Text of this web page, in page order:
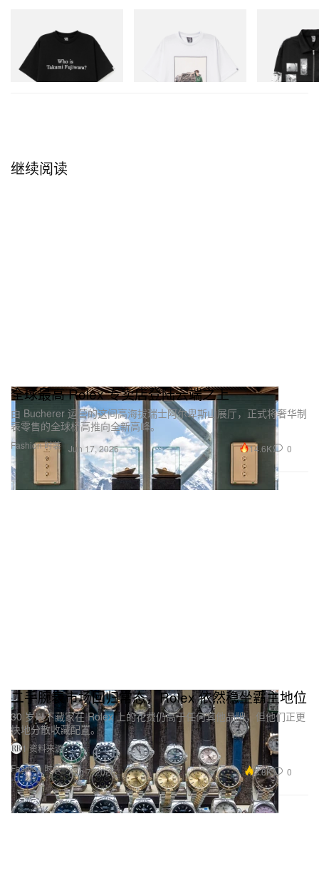
Billionaire Boys Club X Initial
D Cotton T-Shirt 3
立刻购入
Billionaire Boys Club X Initial
D Cotton T-Shirt 2
Billionaire
D Cotton Jacket
立刻购入
继续阅读
Fashion 时装
全球最高 Rolex 专卖店登陆云端之上
由 Bucherer 运营的这间高海拔瑞士阿尔卑斯山展厅，正式将奢华制
表零售的全球标高推向全新高峰。
Jun 17, 2026 14.6K 0
Fashion 时装
二手腕表市场回归常态，Rolex 依然稳坐霸主地位
30 岁以下藏家在 Rolex 上的花费仍高于任何其他品牌，但他们正更
快地分散收藏配置。
1 资料来源
Aug 7, 2026
3.8K 0